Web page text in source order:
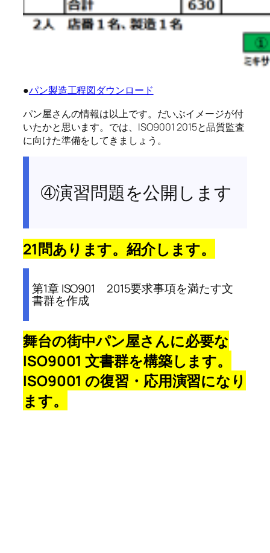
●パン製造工程図ダウンロード
パン屋さんの情報は以上です。だいぶイメージが付
いたかと思います。では、ISO9001 2015と品質監査
に向けた準備をしてきましょう。
➃演習問題を公開します
21問あります。紹介します。
第1章 ISO901 2015要求事項を満たす文
書群を作成
舞台の街中パン屋さんに必要な
ISO9001 文書群を構築します。
ISO9001 の復習・応用演習になり
ます。